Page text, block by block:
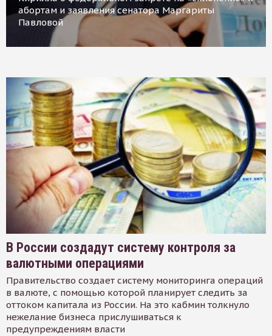
абортам и заявления сенатора Маргариты
Павловой
В России создадут систему контроля за
валютными операциями
Правительство создает систему мониторинга операций
в валюте, с помощью которой планирует следить за
оттоком капитала из России. На это кабмин толкнуло
нежелание бизнеса прислушиваться к
предупреждениям власти